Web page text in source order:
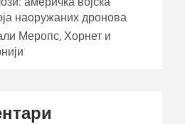
наоружаних дронова
Меропс, Хорнет и